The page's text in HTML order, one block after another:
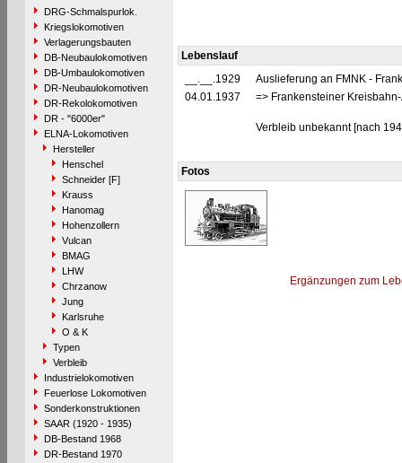
DRG-Schmalspurlok.
Kriegslokomotiven
Verlagerungsbauten
DB-Neubaulokomotiven
DB-Umbaulokomotiven
DR-Neubaulokomotiven
DR-Rekolokomotiven
DR - "6000er"
ELNA-Lokomotiven
Hersteller
Henschel
Schneider [F]
Krauss
Hanomag
Hohenzollern
Vulcan
BMAG
LHW
Chrzanow
Jung
Karlsruhe
O & K
Typen
Verbleib
Industrielokomotiven
Feuerlose Lokomotiven
Sonderkonstruktionen
SAAR (1920 - 1935)
DB-Bestand 1968
DR-Bestand 1970
Lebenslauf
__.__.1929
Auslieferung an FMNK -
04.01.1937
=> Frankensteiner
Verbleib unbekannt [nach
Fotos
Ergänzungen zum